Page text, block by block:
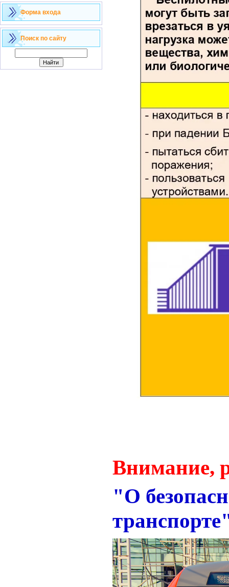
Форма входа
Поиск по сайту
Внимание,
"О